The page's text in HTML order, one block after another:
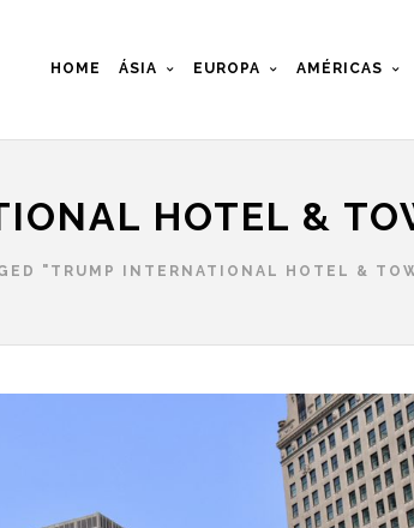
HOME ÁSIA EUROPA AMÉRICAS
HOTEL &
"TRUMP INTERNATIONAL HOTEL &